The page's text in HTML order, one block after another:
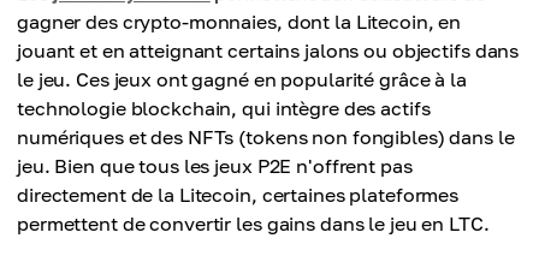
gagner des crypto-monnaies, dont la Litecoin, en
jouant et en atteignant certains jalons ou objectifs dans
le jeu. Ces jeux ont gagné en popularité grâce à la
technologie blockchain, qui intègre des actifs
numériques et des NFTs (tokens non fongibles) dans le
jeu. Bien que tous les jeux P2E n'offrent pas
directement de la Litecoin, certaines plateformes
permettent de convertir les gains dans le jeu en LTC.